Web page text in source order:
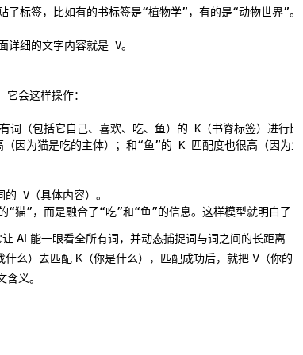
会这样操作：
（包括它自己、喜欢、吃、鱼）的 K（书脊标签）进行比
为猫是吃的主体）；和“鱼”的 K 匹配度也很高（因为鱼
V（具体内容）。
猫”，而是融合了“吃”和“鱼”的信息。这样模型就明白了：
AI 能一眼看全所有词，并动态捕捉词与词之间的长距离
么）去匹配 K（你是什么），匹配成功后，就把 V（你的
义。